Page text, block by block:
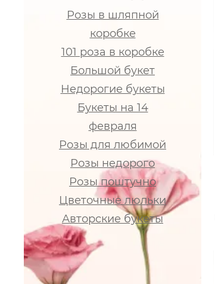
Розы в шляпной
коробке
101 роза в коробке
Большой букет
Недорогие букеты
Букеты на 14
февраля
Розы для любимой
Розы недорого
Розы поштучно
Цветочные люльки
Авторские букеты